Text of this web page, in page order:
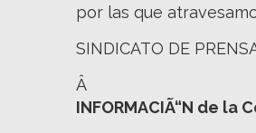
por las que
SINDICATO DE
Â
INFORMACIÃ“N de la